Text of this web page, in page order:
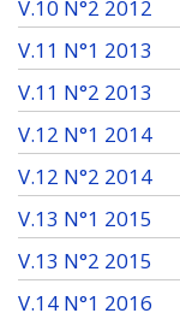
V.10 N°2 2012
V.11 N°1 2013
V.11 N°2 2013
V.12 N°1 2014
V.12 N°2 2014
V.13 N°1 2015
V.13 N°2 2015
V.14 N°1 2016